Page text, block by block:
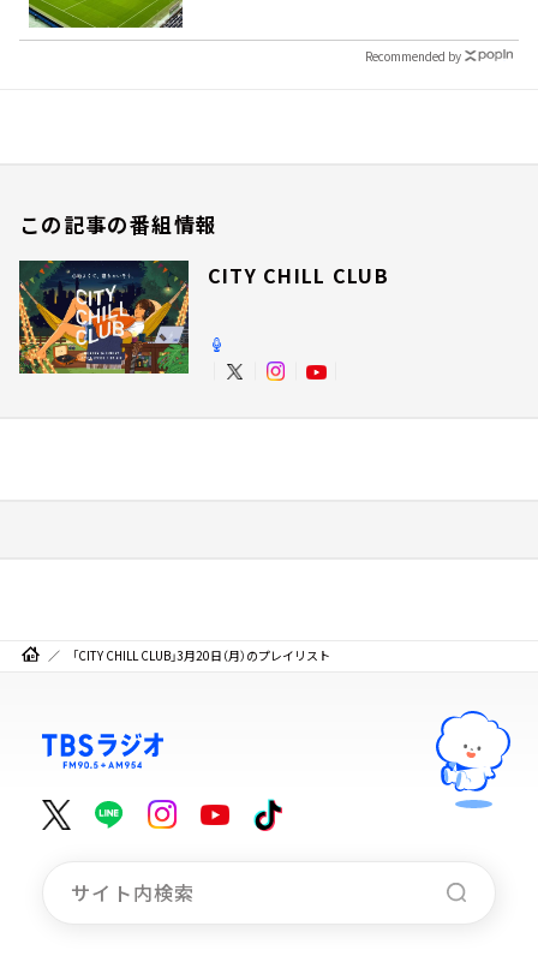
Recommended by
この記事の番組情報
CITY CHILL CLUB
「CITY CHILL CLUB」3月20日（月）のプレイリスト